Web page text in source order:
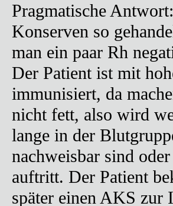
Pragmatische
Konserven so
man ein paar Rh
Der Patient ist mit
immunisiert, da
nicht fett, also wird
lange in der
nachweisbar sind
auftritt. Der Patient
später einen AKS zur